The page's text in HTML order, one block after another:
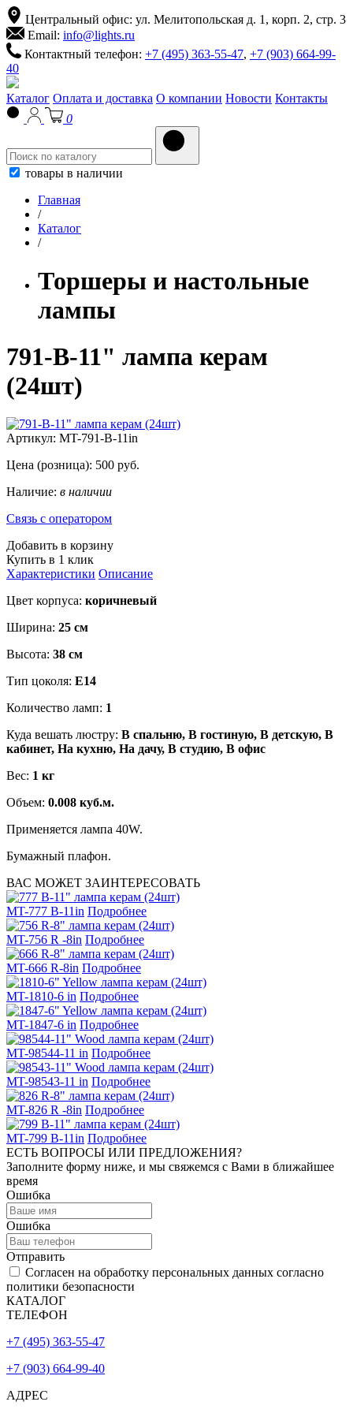
Центральный офис: ул. Мелитопольская д. 1, корп. 2, стр. 3
Email: info@lights.ru
Контактный телефон: +7 (495) 363-55-47, +7 (903) 664-99-
40
Каталог Оплата и доставка О компании Новости Контакты
0
товары в наличии
Главная
/
Каталог
/
Торшеры и настольные
лампы
791-В-11" лампа керам
(24шт)
Артикул: MT-791-B-11in
Цена (розница): 500 руб.
Наличие: в наличии
Связь с оператором
Добавить в корзину
Купить в 1 клик
Характеристики Описание
Цвет корпуса: коричневый
Ширина: 25 см
Высота: 38 см
Тип цоколя: E14
Количество ламп: 1
Куда вешать люстру: В спальню, В гостиную, В детскую, В
кабинет, На кухню, На дачу, В студию, В офис
Вес: 1 кг
Объем: 0.008 куб.м.
Применяется лампа 40W.
Бумажный плафон.
ВАС МОЖЕТ ЗАИНТЕРЕСОВАТЬ
MT-777 В-11in Подробнее
MT-756 R -8in Подробнее
MT-666 R-8in Подробнее
MT-1810-6 in Подробнее
MT-1847-6 in Подробнее
MT-98544-11 in Подробнее
MT-98543-11 in Подробнее
MT-826 R -8in Подробнее
MT-799 В-11in Подробнее
ЕСТЬ ВОПРОСЫ ИЛИ ПРЕДЛОЖЕНИЯ?
Заполните форму ниже, и мы свяжемся с Вами в ближайшее
время
Ошибка
Ошибка
Отправить
Согласен на обработку персональных данных согласно
политики безопасности
КАТАЛОГ
ТЕЛЕФОН
+7 (495) 363-55-47
+7 (903) 664-99-40
АДРЕС